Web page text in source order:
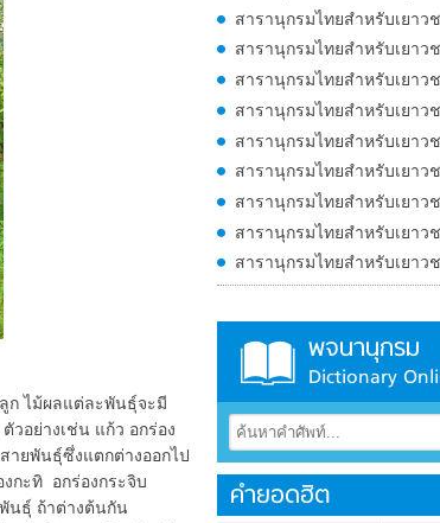
ไม้ผลแต่ละพันธุ์จะมี
อย่างเช่น แก้ว อกร่อง
ายพันธุ์ซึ่งแตกต่างออกไป
กะทิ อกร่องกระจิบ
นธุ์ ถ้าต่างต้นกัน
สารานุกรมไทยสำหรับเยาว
สารานุกรมไทยสำหรับเยาว
สารานุกรมไทยสำหรับเยาว
สารานุกรมไทยสำหรับเยาว
สารานุกรมไทยสำหรับเยาว
สารานุกรมไทยสำหรับเยาว
สารานุกรมไทยสำหรับเยาว
สารานุกรมไทยสำหรับเยาว
สารานุกรมไทยสำหรับเยาว
พจนานุกรม
Dictionary
คำยอดฮิต